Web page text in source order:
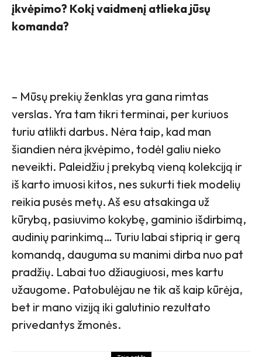
įkvėpimo? Kokį vaidmenį atlieka jūsų
komanda?
– Mūsų prekių ženklas yra gana rimtas
verslas. Yra tam tikri terminai, per kuriuos
turiu atlikti darbus. Nėra taip, kad man
šiandien nėra įkvėpimo, todėl galiu nieko
neveikti. Paleidžiu į prekybą vieną kolekciją ir
iš karto imuosi kitos, nes sukurti tiek modelių
reikia pusės metų. Aš esu atsakinga už
kūrybą, pasiuvimo kokybę, gaminio išdirbimą,
audinių parinkimą… Turiu labai stiprią ir gerą
komandą, dauguma su manimi dirba nuo pat
pradžių. Labai tuo džiaugiuosi, mes kartu
užaugome. Patobulėjau ne tik aš kaip kūrėja,
bet ir mano viziją iki galutinio rezultato
privedantys žmonės.